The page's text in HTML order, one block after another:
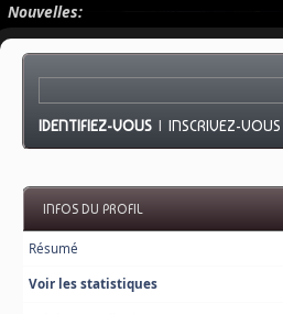
Nouvelles:
IDENTIFIEZ-VOUS |INSCRIVEZ-VOUS
INFOS DU PROFIL
Résumé
Voir les statistiques